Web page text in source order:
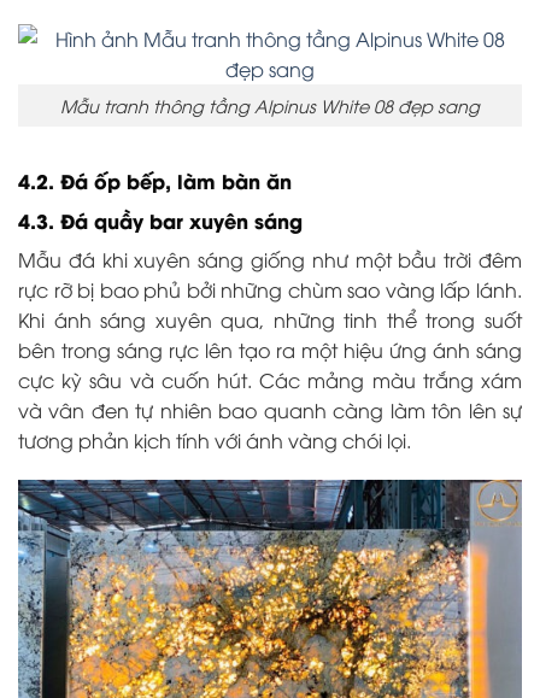
Mẫu tranh thông tầng Alpinus White 08 đẹp sang
4.2. Đá ốp bếp, làm bàn ăn
4.3. Đá quầy bar xuyên sáng
Mẫu đá khi xuyên sáng giống như một bầu trời đêm
rực rỡ bị bao phủ bởi những chùm sao vàng lấp lánh.
Khi ánh sáng xuyên qua, những tinh thể trong suốt
bên trong sáng rực lên tạo ra một hiệu ứng ánh sáng
cực kỳ sâu và cuốn hút. Các mảng màu trắng xám
và vân đen tự nhiên bao quanh càng làm tôn lên sự
tương phản kịch tính với ánh vàng chói lọi.
Đá Granite Alpinus White 8 xuyên sáng đẹp
Hãy đến với Phú Hưng Stone để trải
nghiệm trực tiếp các mẫu đá tự nhiên